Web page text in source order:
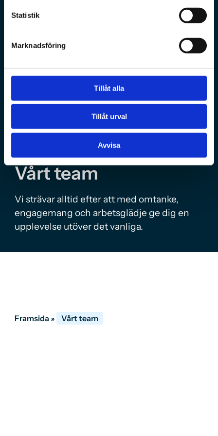
Statistik
Marknadsföring
Tillåt alla
Tillåt urval
Avvisa
Vårt team
Vi strävar alltid efter att med omtanke,
engagemang och arbetsglädje ge dig en
upplevelse utöver det vanliga.
Framsida » Vårt team